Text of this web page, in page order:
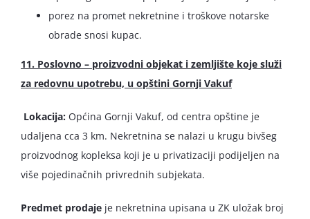
porez na promet nekretnine i troškove notarske
obrade snosi kupac.
11. Poslovno – proizvodni objekat i zemljište koje služi
za redovnu upotrebu, u opštini Gornji Vakuf
Lokacija: Općina Gornji Vakuf, od centra opštine je
udaljena cca 3 km. Nekretnina se nalazi u krugu bivšeg
proizvodnog kopleksa koji je u privatizaciji podijeljen na
više pojedinačnih privrednih subjekata.
Predmet prodaje je nekretnina upisana u ZK uložak broj